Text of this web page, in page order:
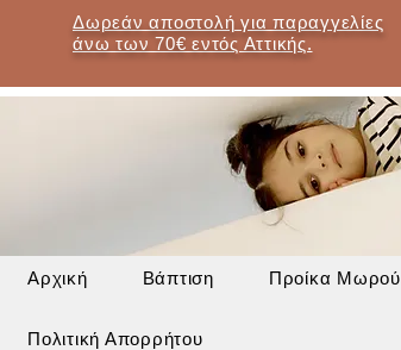
Δωρεάν αποστολή για παραγγελίες
άνω των 70€ εντός Αττικής.
Αρχική Βάπτιση Προίκα Μωρού
Πολιτική Απορρήτου